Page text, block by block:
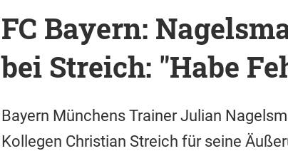
FC Bayern:
bei Streich: "Habe
Bayern Münchens Trainer Julian
Kollegen Christian Streich für seine